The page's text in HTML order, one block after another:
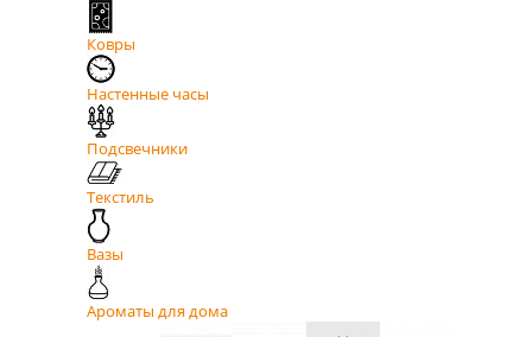
Ковры
Настенные часы
Подсвечники
Текстиль
Вазы
Ароматы для дома